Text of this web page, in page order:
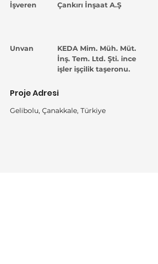
İşveren Çankırı İnşaat A.Ş
Unvan
KEDA Mim. Müh. Müt.
İnş. Tem. Ltd. Şti. ince
işler işçilik taşeronu.
Proje Adresi
Gelibolu, Çanakkale, Türkiye